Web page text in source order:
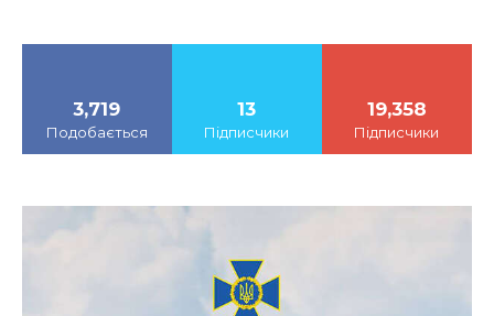
3,719
Подобається
13
Підписчики
19,358
Підписчики